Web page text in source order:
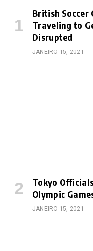
British Soccer
Traveling to
Disrupted
JANEIRO 15, 2021
Tokyo
Olympic
JANEIRO 15, 2021